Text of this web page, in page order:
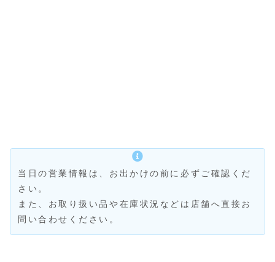
当日の営業情報は、お出かけの前に必ずご確認くだ
さい。
また、お取り扱い品や在庫状況などは店舗へ直接お
問い合わせください。